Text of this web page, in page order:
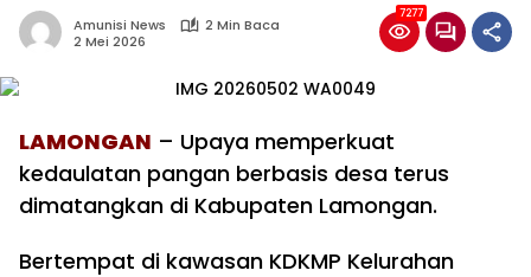
Amunisi News
2 Min Baca
2 Mei 2026
7277
LAMONGAN – Upaya memperkuat
kedaulatan pangan berbasis desa terus
dimatangkan di Kabupaten Lamongan.
Bertempat di kawasan KDKMP Kelurahan